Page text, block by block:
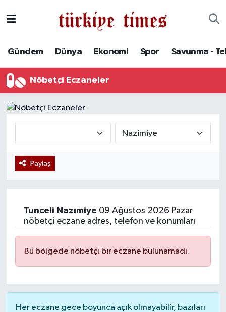
Gündem Dünya Ekonomi Spor Savunma -
Nöbetçi Eczaneler
Paylaş
Tunceli Nazımiye 09 Ağustos 2026 Pazar
nöbetçi eczane adres, telefon ve konumları
Bu bölgede nöbetçi bir eczane bulunamadı.
Her eczane gece boyunca açık olmayabilir, bazıları
Savunma - Teknoloji
Kültür - Sanat
Son Dakika Haberleri
Haber Arşivi